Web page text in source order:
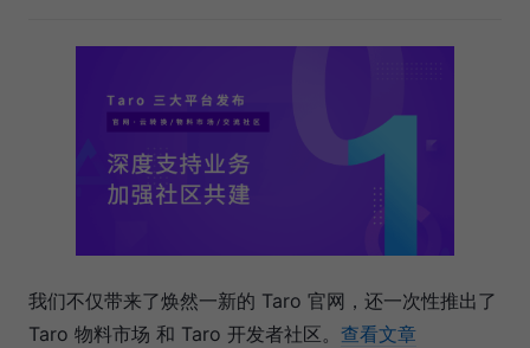
我们不仅带来了焕然一新的 Taro 官网，还一次性推出了
Taro 物料市场 和 Taro 开发者社区。 查看文章